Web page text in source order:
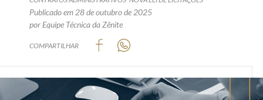
Guia de Direitos dos Titulares de Dados
Encarregado (contato)
Produtos e serviços
Publicado em 28 de outubro de 2025
por Equipe Técnica da Zênite
COMPARTILHAR